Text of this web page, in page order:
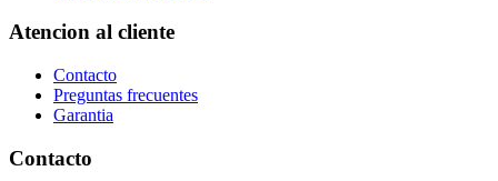
Atencion al cliente
Contacto
Preguntas frecuentes
Garantia
Contacto